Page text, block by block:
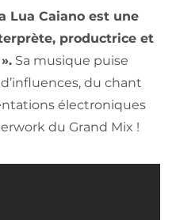
Lua Caiano est une
productrice et
Sa musique puise
du chant
électroniques
du Grand Mix !